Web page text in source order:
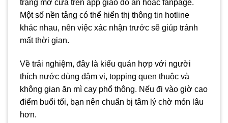
trạng mở cửa trên app giao đồ ăn hoặc fanpage.
Một số nền tảng có thể hiển thị thông tin hotline
khác nhau, nên việc xác nhận trước sẽ giúp tránh
mất thời gian.
Về trải nghiệm, đây là kiểu quán hợp với người
thích nước dùng đậm vị, topping quen thuộc và
không gian ăn mì cay phổ thông. Nếu đi vào giờ cao
điểm buổi tối, bạn nên chuẩn bị tâm lý chờ món lâu
hơn.